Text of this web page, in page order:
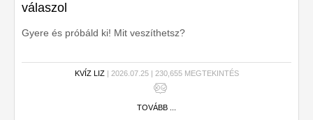
válaszol
Gyere és próbáld ki! Mit veszíthetsz?
KVÍZ LIZ| 2026.07.25 | 230,655 MEGTEKINTÉS
TOVÁBB ...